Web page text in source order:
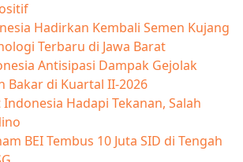
Hadirkan Kembali Semen Kujang
Terbaru di Jawa Barat
Antisipasi Dampak Gejolak
Bakar di Kuartal II-2026
Hadapi Tekanan, Salah
BEI Tembus 10 Juta SID di Tengah